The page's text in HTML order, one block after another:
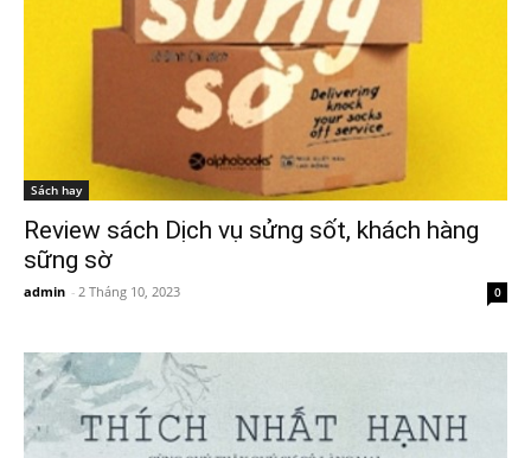
Sách hay
Review sách Dịch vụ sửng sốt, khách hàng
sững sờ
admin - 2 Tháng 10, 2023 0